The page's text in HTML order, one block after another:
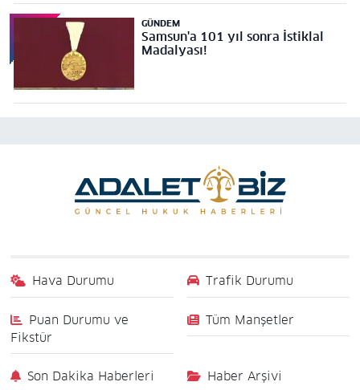
GÜNDEM
Samsun'a 101 yıl sonra İstiklal
Madalyası!
Hava Durumu Trafik Durumu
Puan Durumu ve
Fikstür
Tüm Manşetler
Son Dakika Haberleri Haber Arşivi